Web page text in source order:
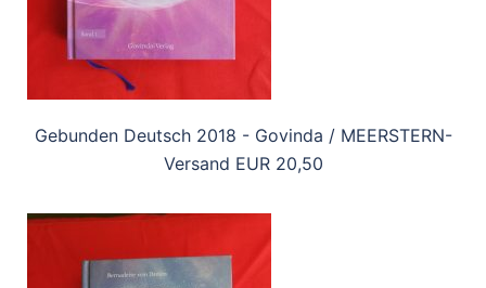
Gebunden Deutsch 2018 - Govinda / MEERSTERN-
Versand EUR 20,50